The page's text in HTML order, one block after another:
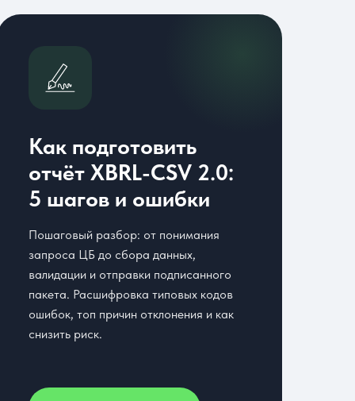
Как подготовить
отчёт XBRL-CSV 2.0:
5 шагов и ошибки
Пошаговый разбор: от понимания
запроса ЦБ до сбора данных,
валидации и отправки подписанного
пакета. Расшифровка типовых кодов
ошибок, топ причин отклонения и как
снизить риск.